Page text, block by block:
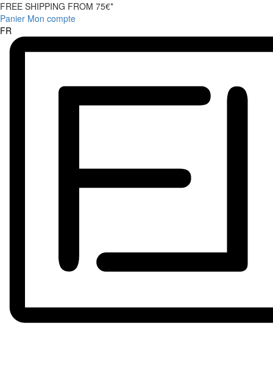
FREE SHIPPING FROM 75€*
Panier Mon compte
FR